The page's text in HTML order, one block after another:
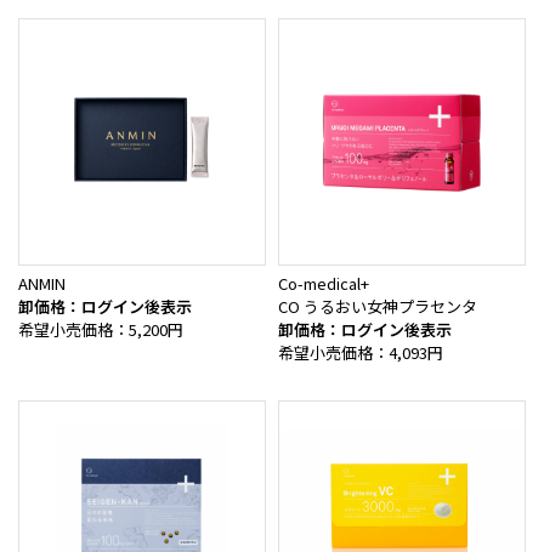
ANMIN
卸価格：ログイン後表示
希望小売価格：5,200円
Co-medical+
CO うるおい女神プラセンタ
卸価格：ログイン後表示
希望小売価格：4,093円